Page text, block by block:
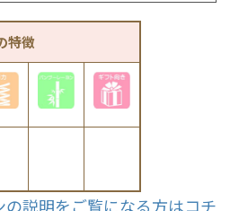
特徴
説明をご覧になる方はコチ